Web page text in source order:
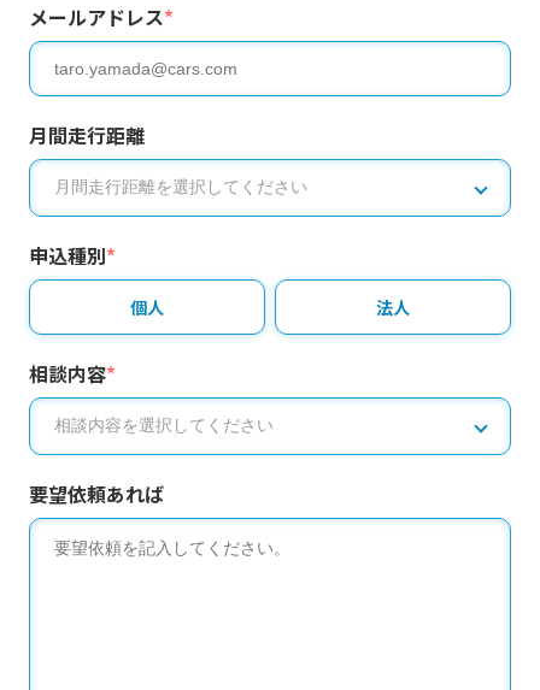
メールアドレス*
月間走行距離
申込種別*
個人 法人
相談内容*
要望依頼あれば